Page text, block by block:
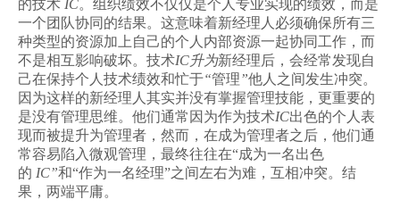
的技术 IC。组织绩效不仅仅是个人专业实现的绩效，而是
一个团队协同的结果。这意味着新经理人必须确保所有三
种类型的资源加上自己的个人内部资源一起协同工作，而
不是相互影响破坏。技术IC升为新经理后，会经常发现自
己在保持个人技术绩效和忙于“管理”他人之间发生冲突。
因为这样的新经理人其实并没有掌握管理技能，更重要的
是没有管理思维。他们通常因为作为技术IC出色的个人表
现而被提升为管理者，然而，在成为管理者之后，他们通
常容易陷入微观管理，最终往往在“成为一名出色
的 IC”和“作为一名经理”之间左右为难，互相冲突。结
果，两端平庸。